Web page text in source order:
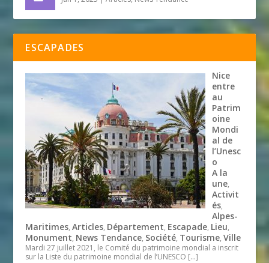
ESCAPADES
Nice
entre
au
Patrim
oine
Mondi
al de
l’Unesc
o
A la
une,
Activit
és,
Alpes-
Maritimes,Articles, Département, Escapade, Lieu,
Monument, News Tendance, Société, Tourisme,Ville
Mardi 27 juillet 2021, le Comité du patrimoine mondial a inscrit
sur la Liste du patrimoine mondial de l’UNESCO […]